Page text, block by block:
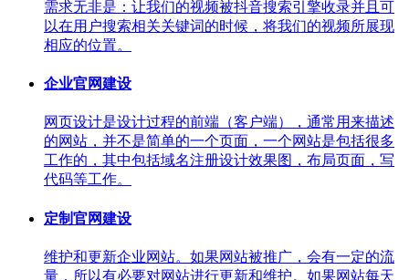
需求无非是：让我们的视频被抖音搜索引擎收录并且可
以在用户搜索相关关键词的时候，将我们的视频所展现
相应的位置。
企业官网建设
网页设计是设计过程的前端（客户端），通常用来描述
的网站，并不是简单的一个页面，一个网站是包括很多
工作的，其中包括域名注册设计效果图，布局页面，写
代码等工作。
定制官网建设
维护和更新企业网站。如果网站被推广，会有一定的流
量，所以有必要对网站进行更新和维护。如果网站每天